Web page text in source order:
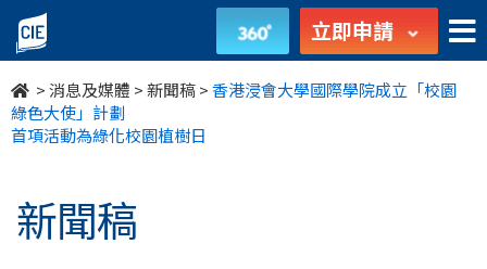
香
港
浸
大
學
立即申請
>消息及媒體 >新聞稿>香港浸會大學國際學院成立「校園
綠色大使」計劃
首項活動為綠化校園植樹日
新聞稿